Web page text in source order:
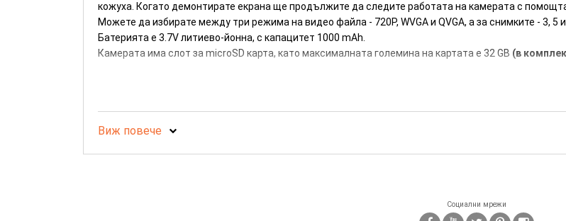
кожуха. Когато демонтирате екрана ще продължите да следите работата на камерата с
Можете да избирате между три режима на видео файла - 720Р, WVGA и QVGA, а за снимките - 3, 5
Батерията е 3.7V литиево-йонна, с капацитет 1000 mAh.
Камерата има слот за microSD карта, като максималната големина на картата е 32 GB (в
Виж повече
Социални мрежи